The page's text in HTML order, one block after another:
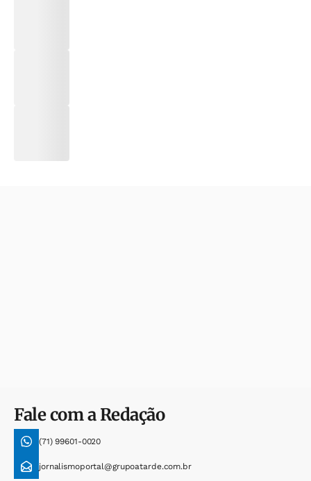
Fale com a Redação
(71) 99601-0020
jornalismoportal@grupoatarde.com.br